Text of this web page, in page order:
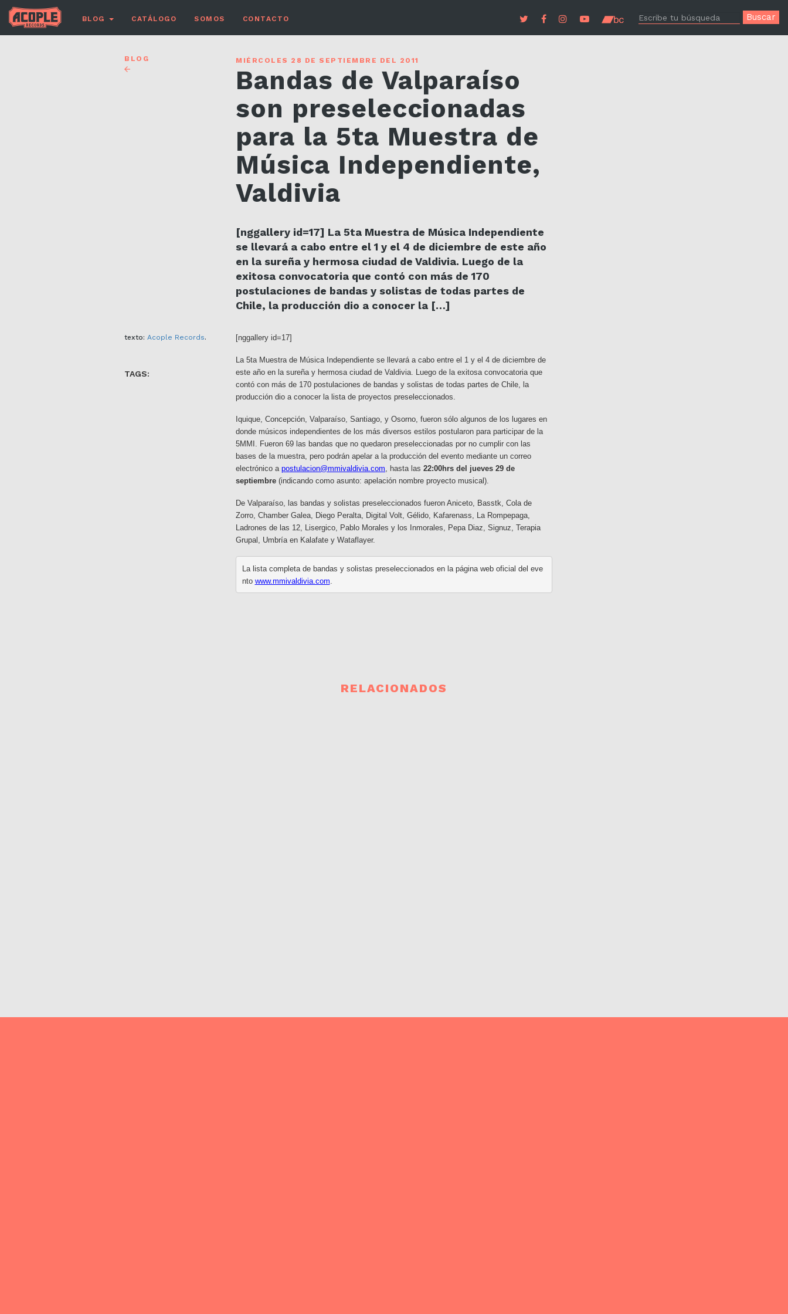
BLOG CATÁLOGO SOMOS CONTACTO
BLOG MIÉRCOLES 28 DE SEPTIEMBRE DEL 2011
Bandas de Valparaíso
son preseleccionadas
para la 5ta Muestra de
Música Independiente,
Valdivia
[nggallery id=17] La 5ta Muestra de Música Independiente
se llevará a cabo entre el 1 y el 4 de diciembre de este año
en la sureña y hermosa ciudad de Valdivia. Luego de la
exitosa convocatoria que contó con más de 170
postulaciones de bandas y solistas de todas partes de
Chile, la producción dio a conocer la […]
texto: Acople Records.
TAGS:
[nggallery id=17]
La 5ta Muestra de Música Independiente se llevará a cabo entre el 1 y el 4 de diciembre de
este año en la sureña y hermosa ciudad de Valdivia. Luego de la exitosa convocatoria que
contó con más de 170 postulaciones de bandas y solistas de todas partes de Chile, la
producción dio a conocer la lista de proyectos preseleccionados.
Iquique, Concepción, Valparaíso, Santiago, y Osorno, fueron sólo algunos de los lugares en
donde músicos independientes de los más diversos estilos postularon para participar de la
5MMI. Fueron 69 las bandas que no quedaron preseleccionadas por no cumplir con las
bases de la muestra, pero podrán apelar a la producción del evento mediante un correo
electrónico a postulacion@mmivaldivia.com, hasta las 22:00hrs del jueves 29 de
septiembre (indicando como asunto: apelación nombre proyecto musical).
De Valparaíso, las bandas y solistas preseleccionados fueron Aniceto, Basstk, Cola de
Zorro, Chamber Galea, Diego Peralta, Digital Volt, Gélido, Kafarenass, La Rompepaga,
Ladrones de las 12, Lisergico, Pablo Morales y los Inmorales, Pepa Diaz, Signuz, Terapia
Grupal, Umbría en Kalafate y Wataflayer.
La lista completa de bandas y solistas preseleccionados en la página web oficial del eve
nto www.mmivaldivia.com
RELACIONADOS